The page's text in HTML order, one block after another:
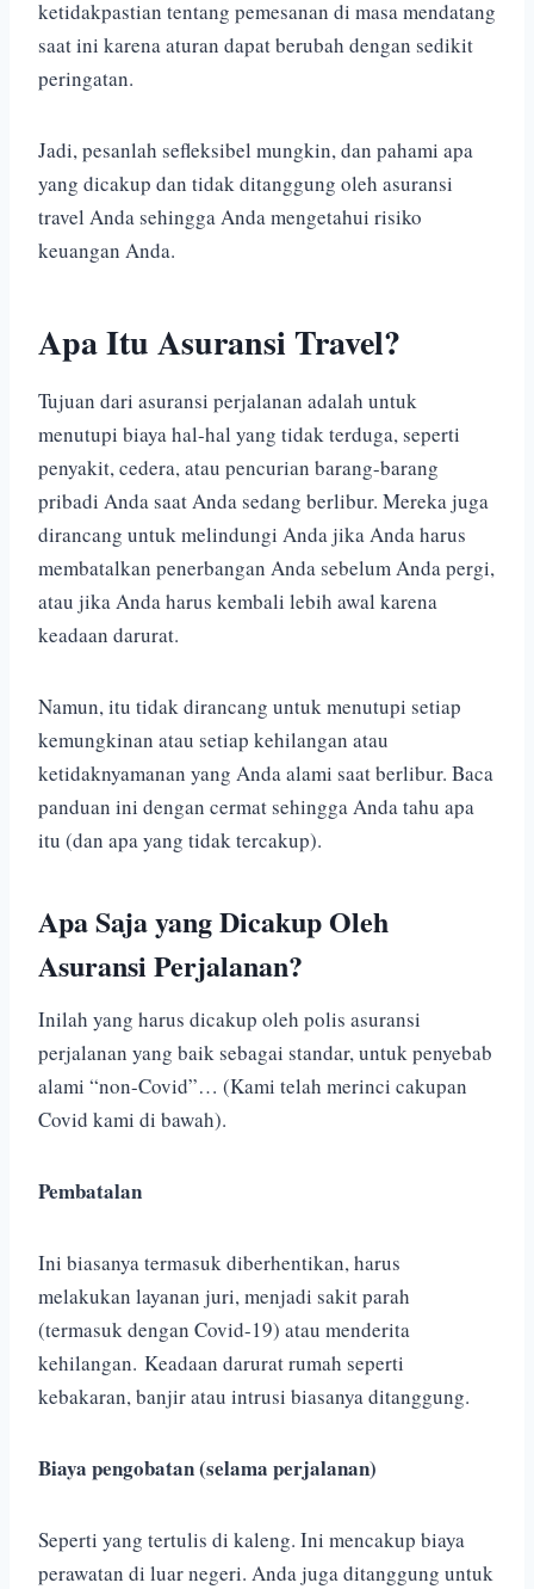
ketidakpastian tentang pemesanan di masa mendatang
saat ini karena aturan dapat berubah dengan sedikit
peringatan.
Jadi, pesanlah sefleksibel mungkin, dan pahami apa
yang dicakup dan tidak ditanggung oleh asuransi
travel Anda sehingga Anda mengetahui risiko
keuangan Anda.
Apa Itu Asuransi Travel?
Tujuan dari asuransi perjalanan adalah untuk
menutupi biaya hal-hal yang tidak terduga, seperti
penyakit, cedera, atau pencurian barang-barang
pribadi Anda saat Anda sedang berlibur. Mereka juga
dirancang untuk melindungi Anda jika Anda harus
membatalkan penerbangan Anda sebelum Anda pergi,
atau jika Anda harus kembali lebih awal karena
keadaan darurat.
Namun, itu tidak dirancang untuk menutupi setiap
kemungkinan atau setiap kehilangan atau
ketidaknyamanan yang Anda alami saat berlibur. Baca
panduan ini dengan cermat sehingga Anda tahu apa
itu (dan apa yang tidak tercakup).
Apa Saja yang Dicakup Oleh
Asuransi Perjalanan?
Inilah yang harus dicakup oleh polis asuransi
perjalanan yang baik sebagai standar, untuk penyebab
alami “non-Covid”… (Kami telah merinci cakupan
Covid kami di bawah).
Pembatalan
Ini biasanya termasuk diberhentikan, harus
melakukan layanan juri, menjadi sakit parah
(termasuk dengan Covid-19) atau menderita
kehilangan. Keadaan darurat rumah seperti
kebakaran, banjir atau intrusi biasanya ditanggung.
Biaya pengobatan (selama perjalanan)
Seperti yang tertulis di kaleng. Ini mencakup biaya
perawatan di luar negeri. Anda juga ditanggung untuk